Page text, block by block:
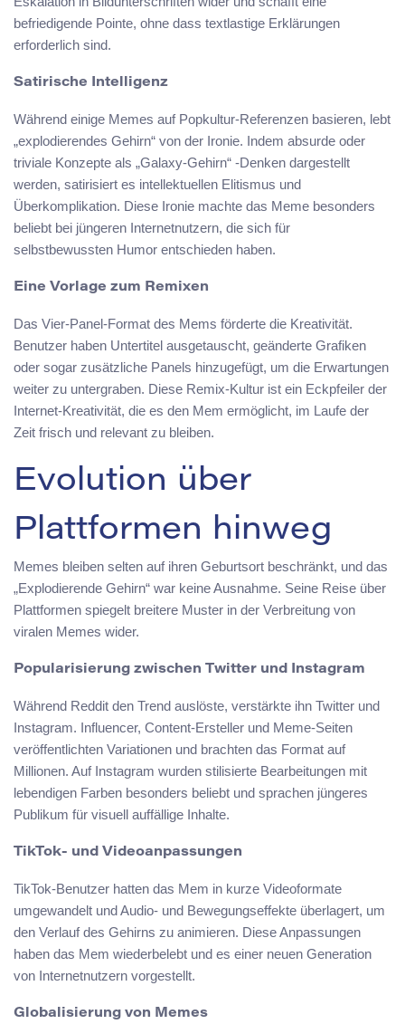
befriedigende Pointe, ohne dass textlastige Erklärungen
erforderlich sind.
Satirische Intelligenz
Während einige Memes auf Popkultur-Referenzen basieren, lebt
„explodierendes Gehirn“ von der Ironie. Indem absurde oder
triviale Konzepte als „Galaxy-Gehirn“ -Denken dargestellt
werden, satirisiert es intellektuellen Elitismus und
Überkomplikation. Diese Ironie machte das Meme besonders
beliebt bei jüngeren Internetnutzern, die sich für
selbstbewussten Humor entschieden haben.
Eine Vorlage zum Remixen
Das Vier-Panel-Format des Mems förderte die Kreativität.
Benutzer haben Untertitel ausgetauscht, geänderte Grafiken
oder sogar zusätzliche Panels hinzugefügt, um die Erwartungen
weiter zu untergraben. Diese Remix-Kultur ist ein Eckpfeiler der
Internet-Kreativität, die es den Mem ermöglicht, im Laufe der
Zeit frisch und relevant zu bleiben.
Evolution über
Plattformen hinweg
Memes bleiben selten auf ihren Geburtsort beschränkt, und das
„Explodierende Gehirn“ war keine Ausnahme. Seine Reise über
Plattformen spiegelt breitere Muster in der Verbreitung von
viralen Memes wider.
Popularisierung zwischen Twitter und Instagram
Während Reddit den Trend auslöste, verstärkte ihn Twitter und
Instagram. Influencer, Content-Ersteller und Meme-Seiten
veröffentlichten Variationen und brachten das Format auf
Millionen. Auf Instagram wurden stilisierte Bearbeitungen mit
lebendigen Farben besonders beliebt und sprachen jüngeres
Publikum für visuell auffällige Inhalte.
TikTok- und Videoanpassungen
TikTok-Benutzer hatten das Mem in kurze Videoformate
umgewandelt und Audio- und Bewegungseffekte überlagert, um
den Verlauf des Gehirns zu animieren. Diese Anpassungen
haben das Mem wiederbelebt und es einer neuen Generation
von Internetnutzern vorgestellt.
Globalisierung von Memes